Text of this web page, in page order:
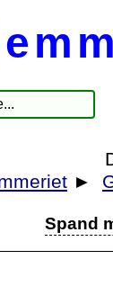
►
Spand